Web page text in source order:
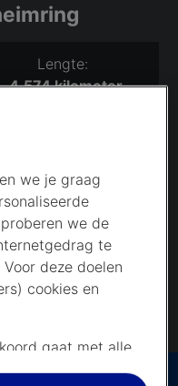
Lengte:
4,574 kilometer
(2004)
we je graag
we de
te
deze doelen
cookies en
gaat met alle
niet”, dan